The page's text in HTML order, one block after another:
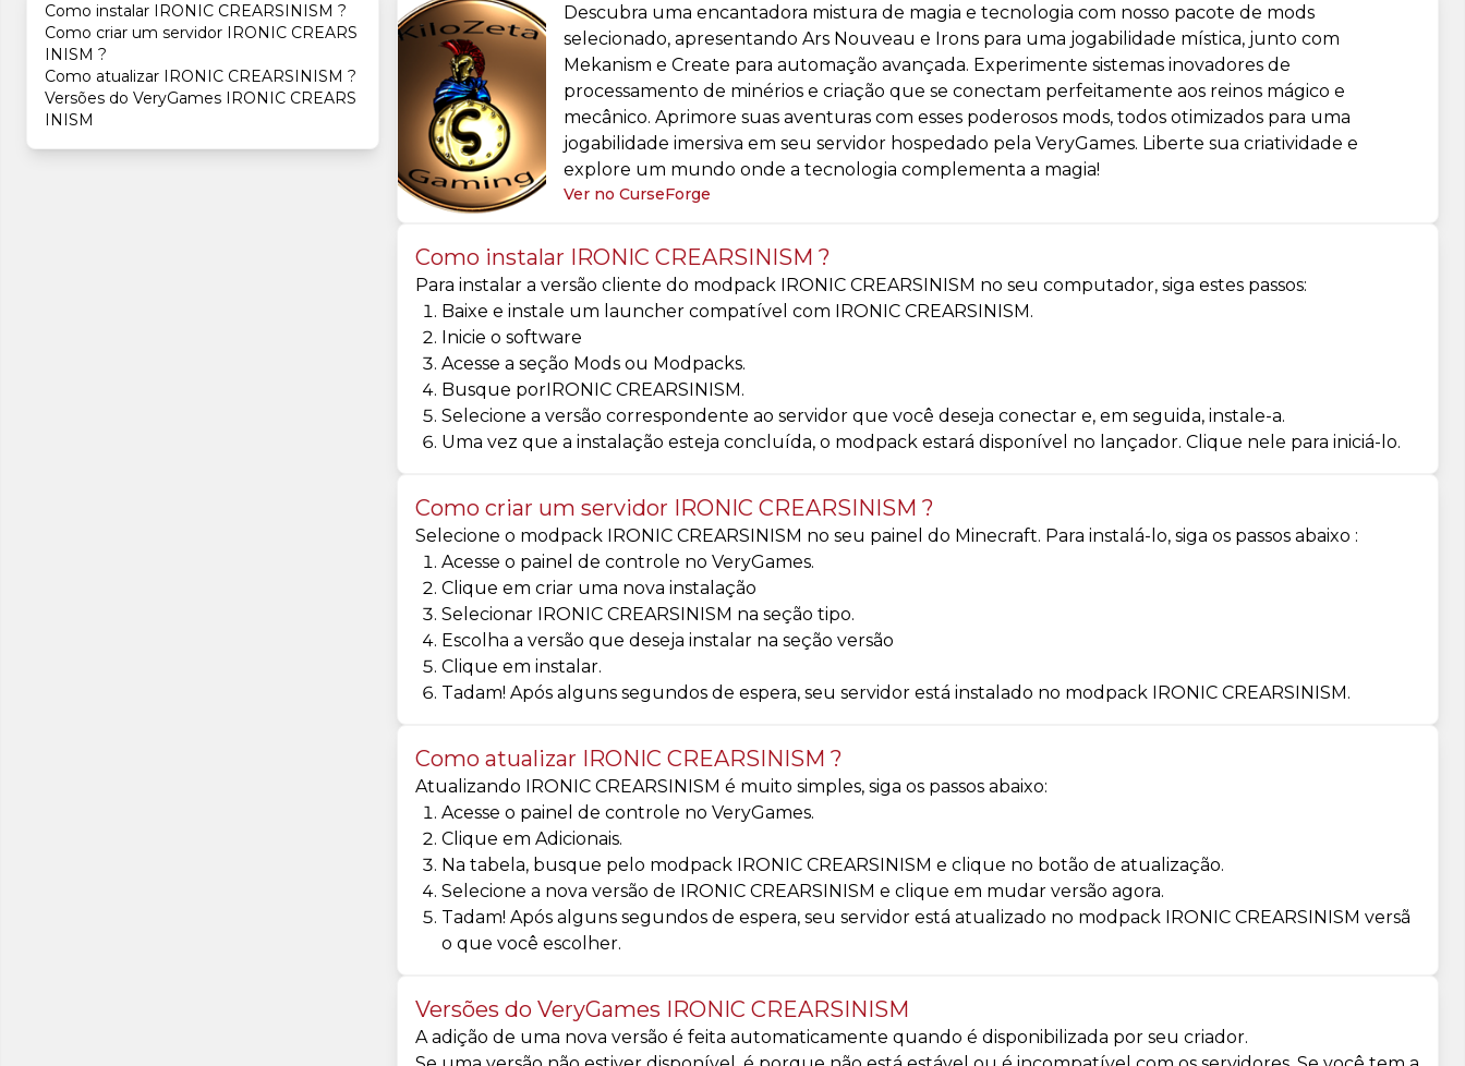
Como instalar IRONIC CREARSINISM ?
Como criar um servidor IRONIC CREARS
INISM ?
Como atualizar IRONIC CREARSINISM ?
Versões do VeryGames IRONIC CREARS
INISM
Descubra uma encantadora mistura de magia e tecnologia com nosso pacote de mods
selecionado, apresentando Ars Nouveau e Irons para uma jogabilidade mística, junto com
Mekanism e Create para automação avançada. Experimente sistemas inovadores de
processamento de minérios e criação que se conectam perfeitamente aos reinos mágico e
mecânico. Aprimore suas aventuras com esses poderosos mods, todos otimizados para uma
jogabilidade imersiva em seu servidor hospedado pela VeryGames. Liberte sua criatividade e
explore um mundo onde a tecnologia complementa a magia!
Ver no CurseForge
Como instalar IRONIC CREARSINISM ?
Para instalar a versão cliente do modpack IRONIC CREARSINISM no seu computador, siga estes passos:
Baixe e instale um launcher compatível com IRONIC CREARSINISM.
Inicie o software
Acesse a seção Mods ou Modpacks.
Busque porIRONIC CREARSINISM.
Selecione a versão correspondente ao servidor que você deseja conectar e, em seguida, instale-a.
Uma vez que a instalação esteja concluída, o modpack estará disponível no lançador. Clique nele para iniciá-lo.
Como criar um servidor IRONIC CREARSINISM ?
Selecione o modpack IRONIC CREARSINISM no seu painel do Minecraft. Para instalá-lo, siga os passos abaixo :
Acesse o painel de controle no VeryGames.
Clique em criar uma nova instalação
Selecionar IRONIC CREARSINISM na seção tipo.
Escolha a versão que deseja instalar na seção versão
Clique em instalar.
Tadam! Após alguns segundos de espera, seu servidor está instalado no modpack IRONIC CREARSINISM.
Como atualizar IRONIC CREARSINISM ?
Atualizando IRONIC CREARSINISM é muito simples, siga os passos abaixo:
Acesse o painel de controle no VeryGames.
Clique em Adicionais.
Na tabela, busque pelo modpack IRONIC CREARSINISM e clique no botão de atualização.
Selecione a nova versão de IRONIC CREARSINISM e clique em mudar versão agora.
Tadam! Após alguns segundos de espera, seu servidor está atualizado no modpack IRONIC CREARSINISM versã
o que você escolher.
Versões do VeryGames IRONIC CREARSINISM
A adição de uma nova versão é feita automaticamente quando é disponibilizada por seu criador.